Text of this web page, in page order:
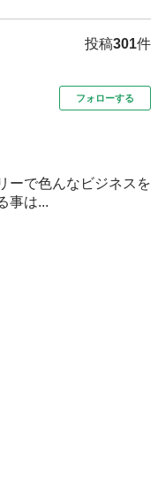
投稿301件
フォローする
ーで色んなビジネスを
事は...